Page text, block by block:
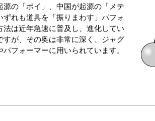
の「ポイ」、中国が起源の「メテ
れも道具を「振りまわす」パフォ
は近年急速に普及し、進化してい
が、その奥は非常に深く、ジャグ
フォーマーに用いられています。